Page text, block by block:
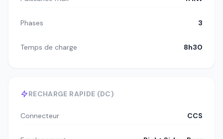
Phases 3
Temps de charge 8h30
RECHARGE RAPIDE (DC)
Connecteur CCS